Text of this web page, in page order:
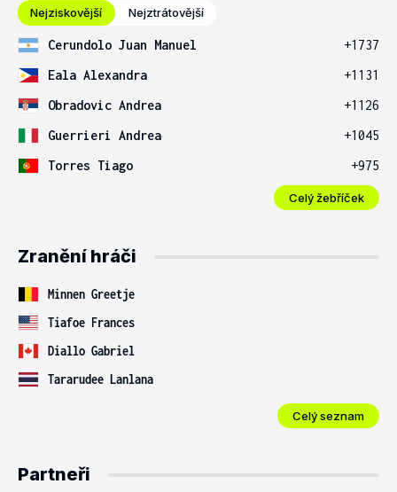
Nejziskovější Nejztrátovější
Cerundolo Juan Manuel
+1737
Eala Alexandra
+1131
Obradovic Andrea
+1126
Guerrieri Andrea
+1045
Torres Tiago
+975
Celý žebříček
Zranění hráči
Minnen Greetje
Tiafoe Frances
Diallo Gabriel
Tararudee Lanlana
Celý seznam
Partneři